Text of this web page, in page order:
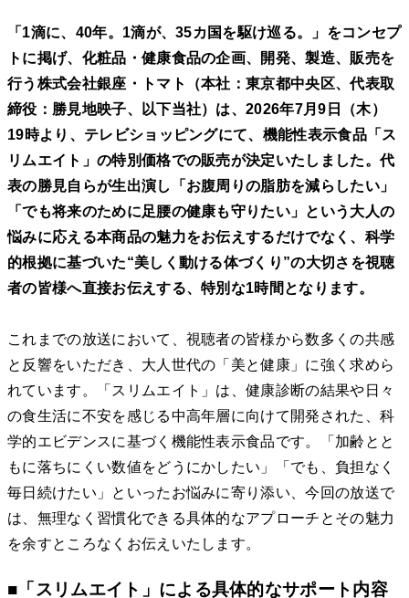
「1滴に、40年。1滴が、35カ国を駆け巡る。」をコンセプ
トに掲げ、化粧品・健康食品の企画、開発、製造、販売を
行う株式会社銀座・トマト（本社：東京都中央区、代表取
締役：勝見地映子、以下当社）は、2026年7月9日（木）
19時より、テレビショッピングにて、機能性表示食品「ス
リムエイト」の特別価格での販売が決定いたしました。代
表の勝見自らが生出演し「お腹周りの脂肪を減らしたい」
「でも将来のために足腰の健康も守りたい」という大人の
悩みに応える本商品の魅力をお伝えするだけでなく、科学
的根拠に基づいた“美しく動ける体づくり”の大切さを視聴
者の皆様へ直接お伝えする、特別な1時間となります。
これまでの放送において、視聴者の皆様から数多くの共感
と反響をいただき、大人世代の「美と健康」に強く求めら
れています。「スリムエイト」は、健康診断の結果や日々
の食生活に不安を感じる中高年層に向けて開発された、科
学的エビデンスに基づく機能性表示食品です。「加齢とと
もに落ちにくい数値をどうにかしたい」「でも、負担なく
毎日続けたい」といったお悩みに寄り添い、今回の放送で
は、無理なく習慣化できる具体的なアプローチとその魅力
を余すところなくお伝えいたします。
■「スリムエイト」による具体的なサポート内容